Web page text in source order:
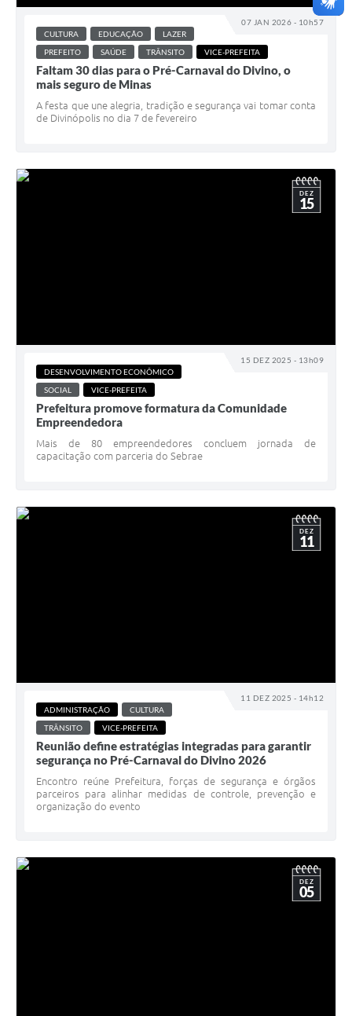
07 JAN 2026 - 10h57
CULTURA
EDUCAÇÃO
LAZER
PREFEITO
SAÚDE TRÂNSITO VICE-PREFEITA
Faltam 30 dias para o Pré-Carnaval do Divino, o
mais seguro de Minas
A festa que une alegria, tradição e segurança vai tomar conta
de Divinópolis no dia 7 de fevereiro
15 DEZ 2025 - 13h09
DEZ
15
DESENVOLVIMENTO ECONÔMICO
SOCIAL
VICE-PREFEITA
Prefeitura promove formatura da Comunidade
Empreendedora
Mais de 80 empreendedores concluem jornada de
capacitação com parceria do Sebrae
11 DEZ 2025 - 14h12
DEZ
11
ADMINISTRAÇÃO
CULTURA
TRÂNSITO
VICE-PREFEITA
Reunião define estratégias integradas para garantir
segurança no Pré-Carnaval do Divino 2026
Encontro reúne Prefeitura, forças de segurança e órgãos
parceiros para alinhar medidas de controle, prevenção e
organização do evento
DEZ
05